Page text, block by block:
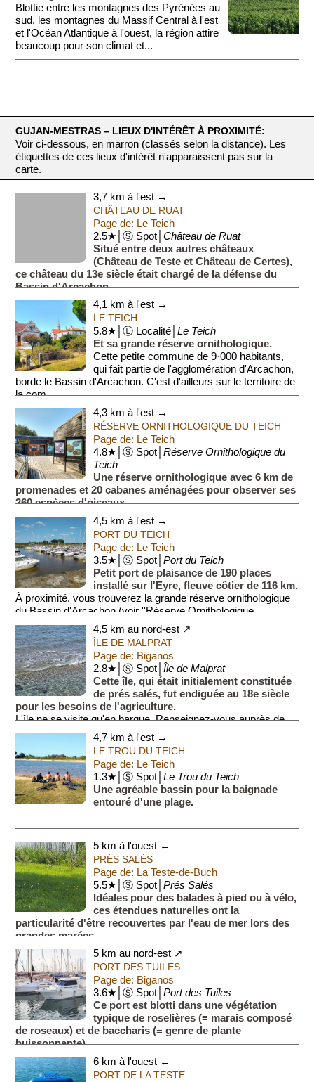
Blottie entre les montagnes des Pyrénées au
sud, les montagnes du Massif Central à l'est
et l'Océan Atlantique à l'ouest, la région attire
beaucoup pour son climat et...
GUJAN-MESTRAS ‒ LIEUX D'INTÉRÊT À PROXIMITÉ:
Voir ci-dessous, en marron (classés selon la distance). Les
étiquettes de ces lieux d'intérêt n'apparaissent pas sur la
carte.
3,7 km à l'est →
CHÂTEAU DE RUAT
Page de: Le Teich
2.5★│Ⓢ Spot│Château de Ruat
Situé entre deux autres châteaux
(Château de Teste et Château de Certes),
ce château du 13e siècle était chargé de la défense du
Bassin d'Arcachon.
En dehors des Journées du Patrimoine, il ...
4,1 km à l'est →
LE TEICH
5.8★│Ⓛ Localité│Le Teich
Et sa grande réserve ornithologique.
Cette petite commune de 9·000 habitants,
qui fait partie de l'agglomération d'Arcachon,
borde le Bassin d'Arcachon. C'est d'ailleurs sur le territoire de
la com...
4,3 km à l'est →
RÉSERVE ORNITHOLOGIQUE DU TEICH
Page de: Le Teich
4.8★│Ⓢ Spot│Réserve Ornithologique du
Teich
Une réserve ornithologique avec 6 km de
promenades et 20 cabanes aménagées pour observer ses
260 espèces d'oiseaux.
Elle fut créée en 1960 dans le but de protéger les oiseaux
migrateurs.
4,5 km à l'est →
PORT DU TEICH
Page de: Le Teich
3.5★│Ⓢ Spot│Port du Teich
Petit port de plaisance de 190 places
installé sur l'Eyre, fleuve côtier de 116 km.
À proximité, vous trouverez la grande réserve ornithologique
du Bassin d'Arcachon (voir ''Réserve Ornithologique...
4,5 km au nord-est ↗
ÎLE DE MALPRAT
Page de: Biganos
2.8★│Ⓢ Spot│Île de Malprat
Cette île, qui était initialement constituée
de prés salés, fut endiguée au 18e siècle
pour les besoins de l'agriculture.
L'île ne se visite qu'en barque. Renseignez-vous auprès de
l'office d...
4,7 km à l'est →
LE TROU DU TEICH
Page de: Le Teich
1.3★│Ⓢ Spot│Le Trou du Teich
Une agréable bassin pour la baignade
entouré d'une plage.
5 km à l'ouest ←
PRÉS SALÉS
Page de: La Teste-de-Buch
5.5★│Ⓢ Spot│Prés Salés
Idéales pour des balades à pied ou à vélo,
ces étendues naturelles ont la
particularité d'être recouvertes par l'eau de mer lors des
grandes marées.
Dans les années 1970, les prés salés fure...
5 km au nord-est ↗
PORT DES TUILES
Page de: Biganos
3.6★│Ⓢ Spot│Port des Tuiles
Ce port est blotti dans une végétation
typique de roselières (≡ marais composé
de roseaux) et de baccharis (≡ genre de plante
buissonnante).
Ce port, plus petit que le port de Biganos, serva...
6 km à l'ouest ←
PORT DE LA TESTE